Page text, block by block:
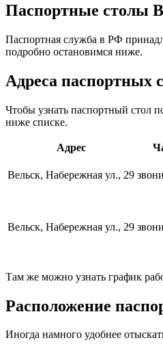
Паспортные столы
Паспортная служба в РФ
подробно остановимся ниже.
Адреса паспортных
Чтобы узнать паспортный стол
ниже списке.
Адрес
Вельск, Набережная ул., 29
Вельск, Набережная ул., 29
Там же можно узнать график
Расположение
Иногда намного удобнее